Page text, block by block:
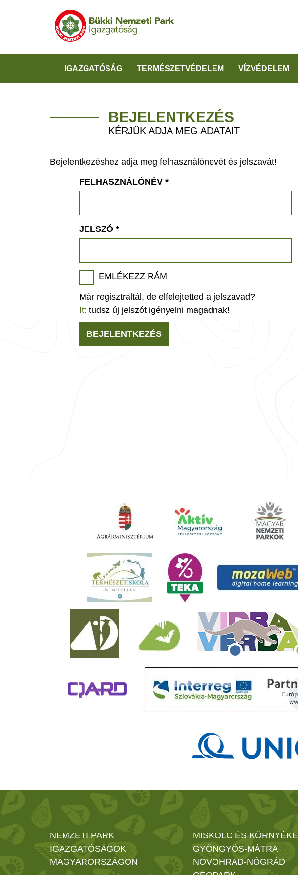
IGAZGATÓSÁG TERMÉSZETVÉDELEM VÍZVÉDELEM
BEJELENTKEZÉS
KÉRJÜK ADJA MEG ADATAIT
Bejelentkezéshez adja meg felhasználónevét és jelszavát!
FELHASZNÁLÓNÉV *
JELSZÓ *
EMLÉKEZZ RÁM
Már regisztráltál, de elfelejtetted a jelszavad?
Itt tudsz új jelszót igényelni magadnak!
BEJELENTKEZÉS
NEMZETI PARK
IGAZGATÓSÁGOK
MAGYARORSZÁGON
MISKOLC ÉS KÖRNYÉKE
GYÖNGYÖS-MÁTRA
NOVOHRAD-NÓGRÁD